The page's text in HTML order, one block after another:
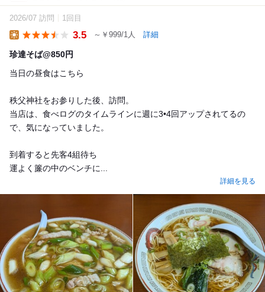
2026/07 訪問 1回目
3.5 ～￥999/1人 詳細
珍達そば@850円
当日の昼食はこちら
秩父神社をお参りした後、訪問。
当店は、食べログのタイムラインに週に3•4回アップされてるの
で、気になっていました。
到着すると先客4組待ち
運よく簾の中のベンチに...
詳細を見る